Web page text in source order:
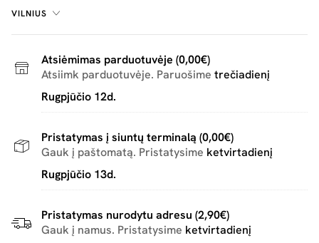
VILNIUS
Atsiėmimas parduotuvėje (0,00€)
Atsiimk parduotuvėje. Paruošime trečiadienį
Rugpjūčio 12d.
Pristatymas į siuntų terminalą (0,00€)
Gauk į paštomatą. Pristatysime ketvirtadienį
Rugpjūčio 13d.
Pristatymas nurodytu adresu (2,90€)
Gauk į namus. Pristatysime ketvirtadienį